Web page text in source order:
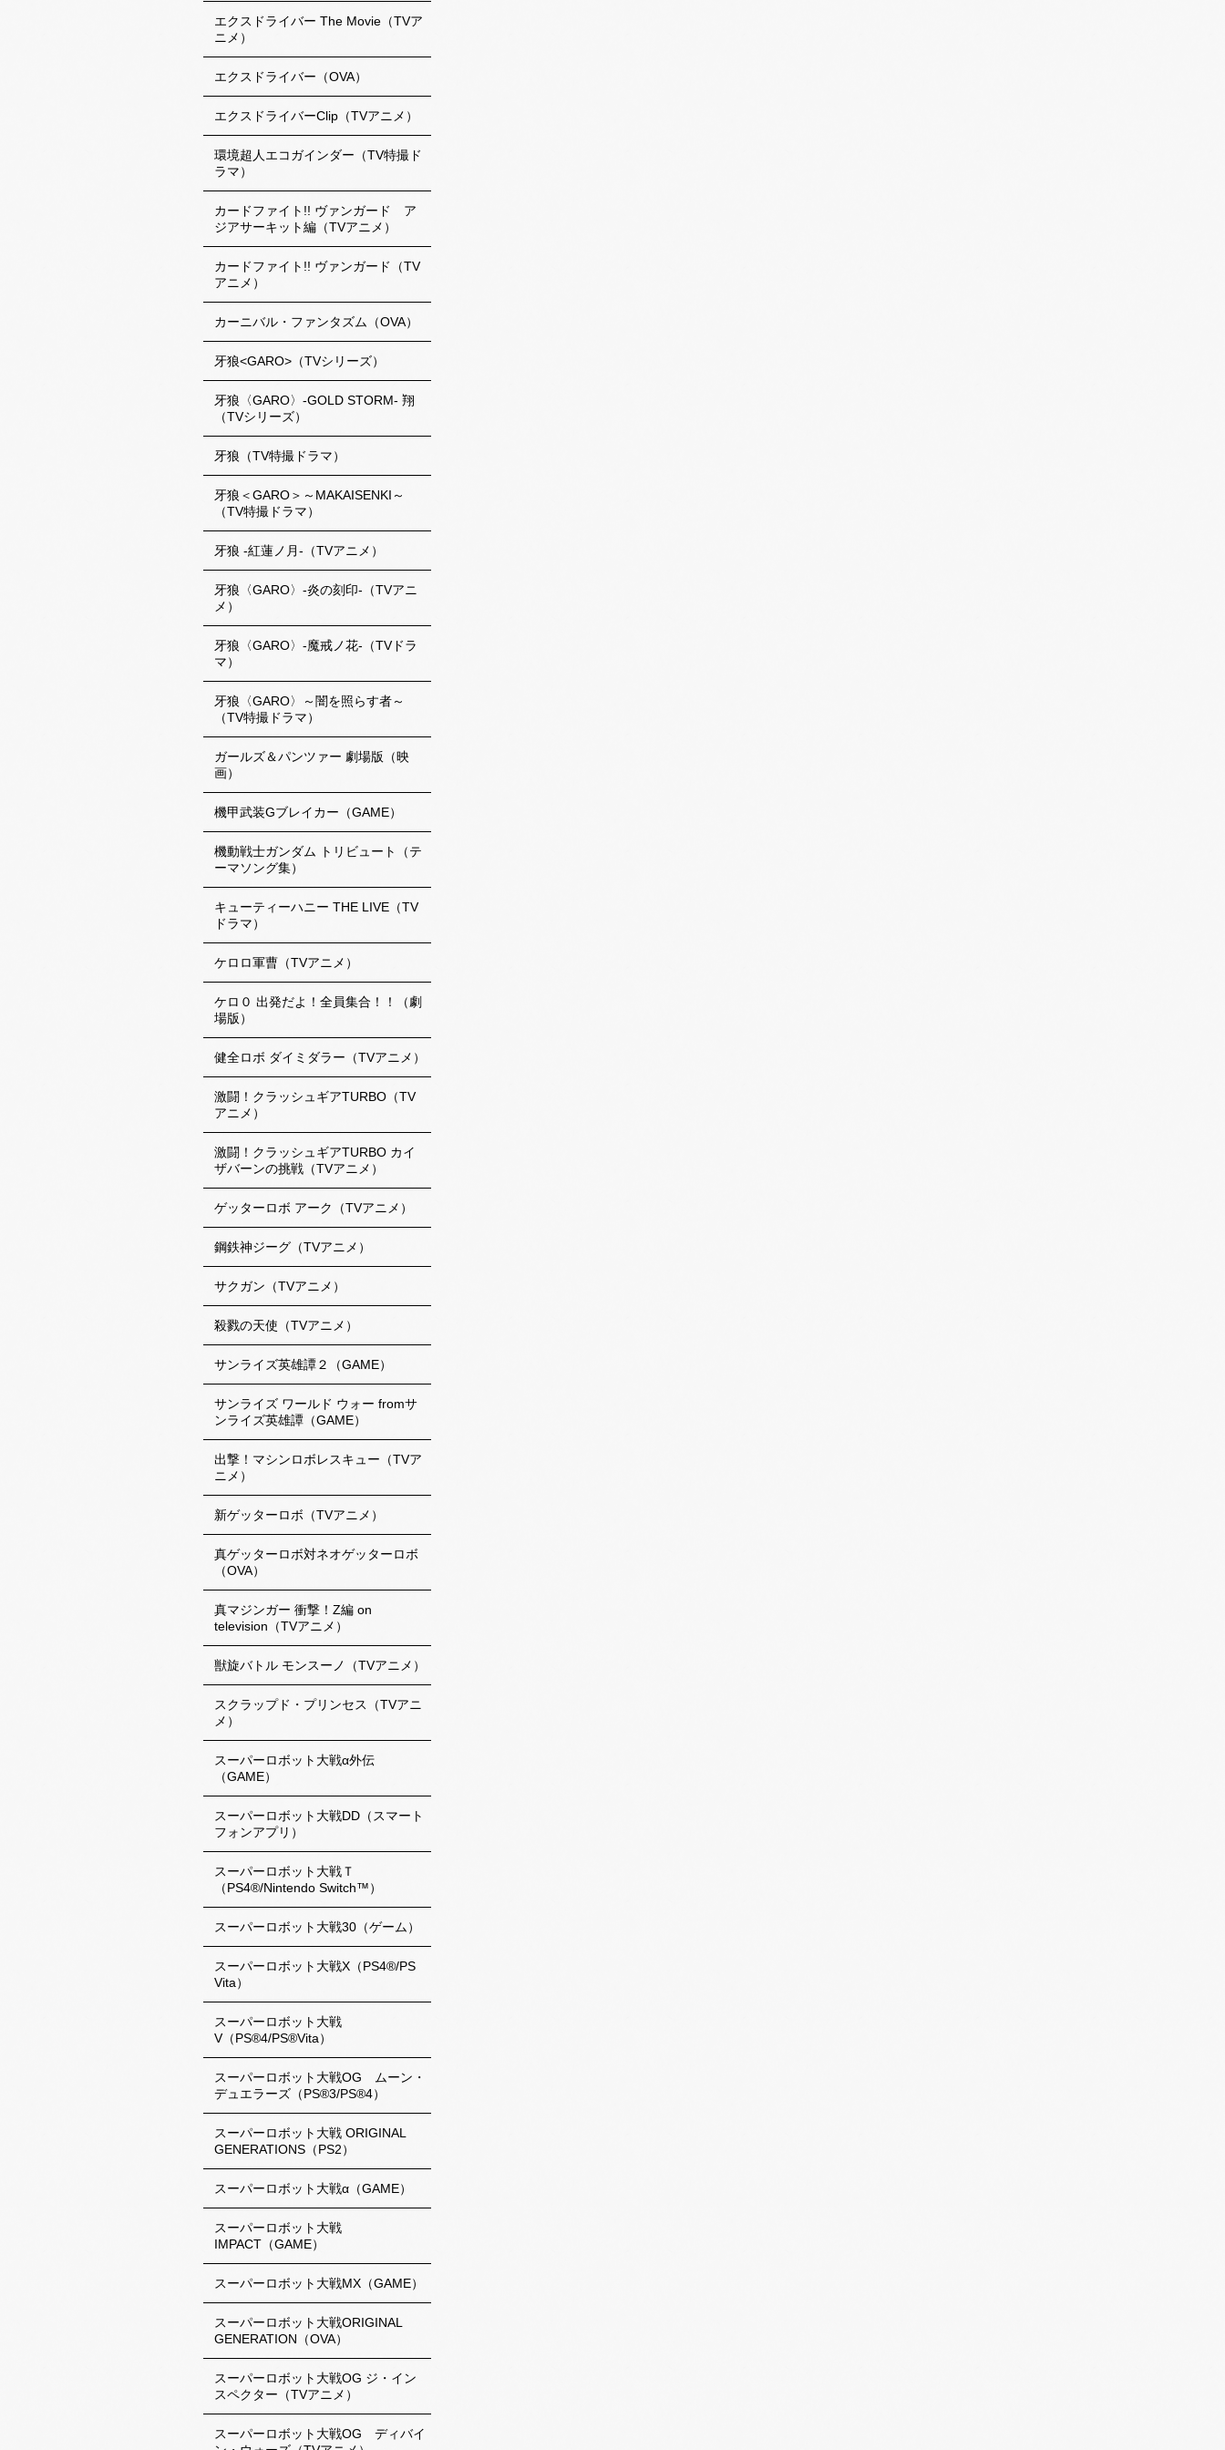
エクスドライバー The Movie（TVア
ニメ）
エクスドライバー（OVA）
エクスドライバーClip（TVアニメ）
環境超人エコガインダー（TV特撮ド
ラマ）
カードファイト!! ヴァンガード ア
ジアサーキット編（TVアニメ）
カードファイト!! ヴァンガード（TV
アニメ）
カーニバル・ファンタズム（OVA）
牙狼<GARO>（TVシリーズ）
牙狼〈GARO〉-GOLD STORM- 翔
（TVシリーズ）
牙狼（TV特撮ドラマ）
牙狼＜GARO＞～MAKAISENKI～
（TV特撮ドラマ）
牙狼 -紅蓮ノ月-（TVアニメ）
牙狼〈GARO〉-炎の刻印-（TVアニ
メ）
牙狼〈GARO〉-魔戒ノ花-（TVドラ
マ）
牙狼〈GARO〉～闇を照らす者～
（TV特撮ドラマ）
ガールズ＆パンツァー 劇場版（映
画）
機甲武装Gブレイカー（GAME）
機動戦士ガンダム トリビュート（テ
ーマソング集）
キューティーハニー THE LIVE（TV
ドラマ）
ケロロ軍曹（TVアニメ）
ケロ０ 出発だよ！全員集合！！（劇
場版）
健全ロボ ダイミダラー（TVアニメ）
激闘！クラッシュギアTURBO（TV
アニメ）
激闘！クラッシュギアTURBO カイ
ザバーンの挑戦（TVアニメ）
ゲッターロボ アーク（TVアニメ）
鋼鉄神ジーグ（TVアニメ）
サクガン（TVアニメ）
殺戮の天使（TVアニメ）
サンライズ英雄譚２（GAME）
サンライズ ワールド ウォー fromサ
ンライズ英雄譚（GAME）
出撃！マシンロボレスキュー（TVア
ニメ）
新ゲッターロボ（TVアニメ）
真ゲッターロボ対ネオゲッターロボ
（OVA）
真マジンガー 衝撃！Z編 on
television（TVアニメ）
獣旋バトル モンスーノ（TVアニメ）
スクラップド・プリンセス（TVアニ
メ）
スーパーロボット大戦α外伝
（GAME）
スーパーロボット大戦DD（スマート
フォンアプリ）
スーパーロボット大戦Ｔ
（PS4®/Nintendo Switch™）
スーパーロボット大戦30（ゲーム）
スーパーロボット大戦X（PS4®/PS
Vita）
スーパーロボット大戦
V（PS®4/PS®Vita）
スーパーロボット大戦OG ムーン・
デュエラーズ（PS®3/PS®4）
スーパーロボット大戦 ORIGINAL
GENERATIONS（PS2）
スーパーロボット大戦α（GAME）
スーパーロボット大戦
IMPACT（GAME）
スーパーロボット大戦MX（GAME）
スーパーロボット大戦ORIGINAL
GENERATION（OVA）
スーパーロボット大戦OG ジ・イン
スペクター（TVアニメ）
スーパーロボット大戦OG ディバイ